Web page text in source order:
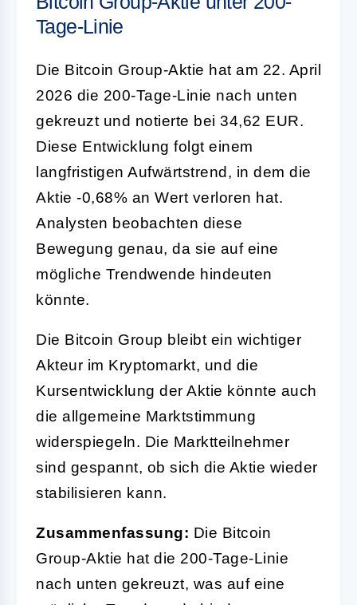
Tage-Linie
Die Bitcoin Group-Aktie hat am 22. April
2026 die 200-Tage-Linie nach unten
gekreuzt und notierte bei 34,62 EUR.
Diese Entwicklung folgt einem
langfristigen Aufwärtstrend, in dem die
Aktie -0,68% an Wert verloren hat.
Analysten beobachten diese
Bewegung genau, da sie auf eine
mögliche Trendwende hindeuten
könnte.
Die Bitcoin Group bleibt ein wichtiger
Akteur im Kryptomarkt, und die
Kursentwicklung der Aktie könnte auch
die allgemeine Marktstimmung
widerspiegeln. Die Marktteilnehmer
sind gespannt, ob sich die Aktie wieder
stabilisieren kann.
Zusammenfassung: Die Bitcoin
Group-Aktie hat die 200-Tage-Linie
nach unten gekreuzt, was auf eine